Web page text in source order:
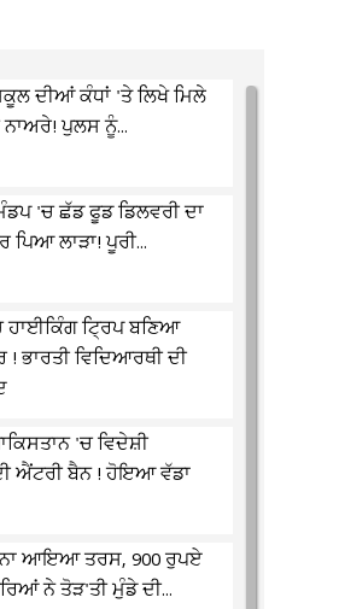
ਦੀਆਂ ਕੰਧਾਂ 'ਤੇ ਲਿਖੇ ਮਿਲੇ
ਨਾਅਰੇ! ਪੁਲਸ ਨੂੰ...
'ਚ ਛੱਡ ਫੂਡ ਡਿਲਵਰੀ ਦਾ
ਲਾੜਾ! ਪੂਰੀ...
ਹਾਈਕਿੰਗ ਟ੍ਰਿਪ ਬਣਿਆ
ਭਾਰਤੀ ਵਿਦਿਆਰਥੀ ਦੀ
'ਚ ਵਿਦੇਸ਼ੀ
ਐਂਟਰੀ ਬੈਨ ! ਹੋਇਆ ਵੱਡਾ
ਆਇਆ ਤਰਸ, 900 ਰੁਪਏ
ਨੇ ਤੋੜ'ਤੀ ਮੁੰਡੇ ਦੀ...